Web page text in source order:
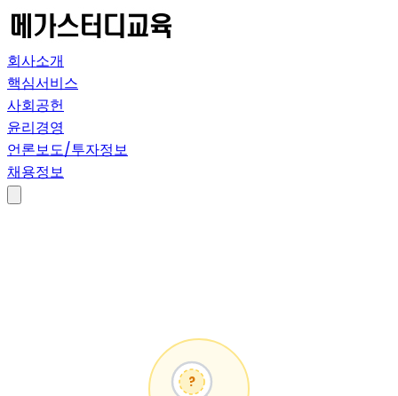
회사소개
핵심서비스
사회공헌
윤리경영
언론보도/투자정보
채용정보
?